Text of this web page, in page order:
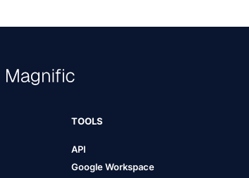
TOOLS
API
Google Workspace